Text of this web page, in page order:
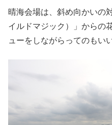
晴海会場は、斜め向かいの
イルドマジック）」からの
ューをしながらってのもい